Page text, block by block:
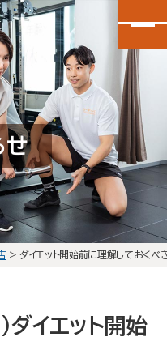
し込み
験予約
会員予約
会員予約
せ
>ダイエット開始前に理解しておくべ
ダイエット開始